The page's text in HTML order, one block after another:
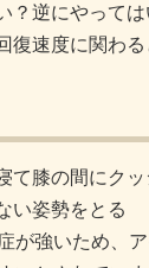
？逆にやって
速度に関わる
て膝の間にク
い姿勢をとる
が強いため、